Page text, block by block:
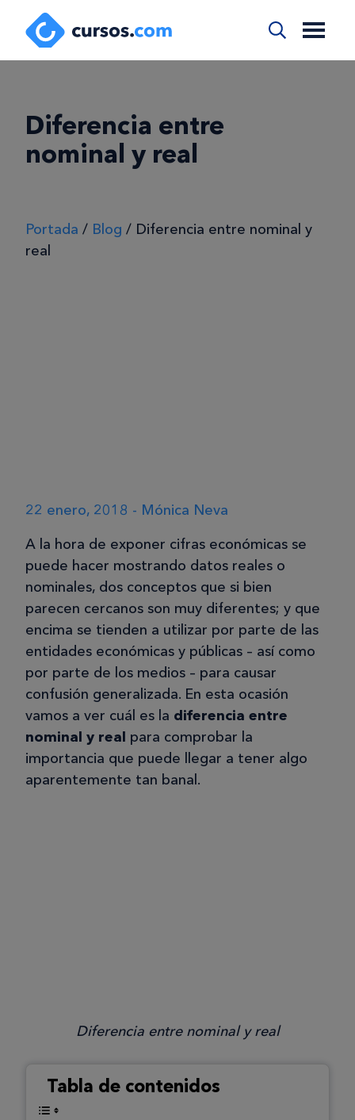
Diferencia entre
nominal y real
Portada / Blog / Diferencia entre nominal y
real
22 enero, 2018 - Mónica Neva
A la hora de exponer cifras económicas se
puede hacer mostrando datos reales o
nominales, dos conceptos que si bien
parecen cercanos son muy diferentes; y que
encima se tienden a utilizar por parte de las
entidades económicas y públicas – así como
por parte de los medios – para causar
confusión generalizada. En esta ocasión
vamos a ver cuál es la diferencia entre
nominal y real para comprobar la
importancia que puede llegar a tener algo
aparentemente tan banal.
Diferencia entre nominal y real
Tabla de contenidos